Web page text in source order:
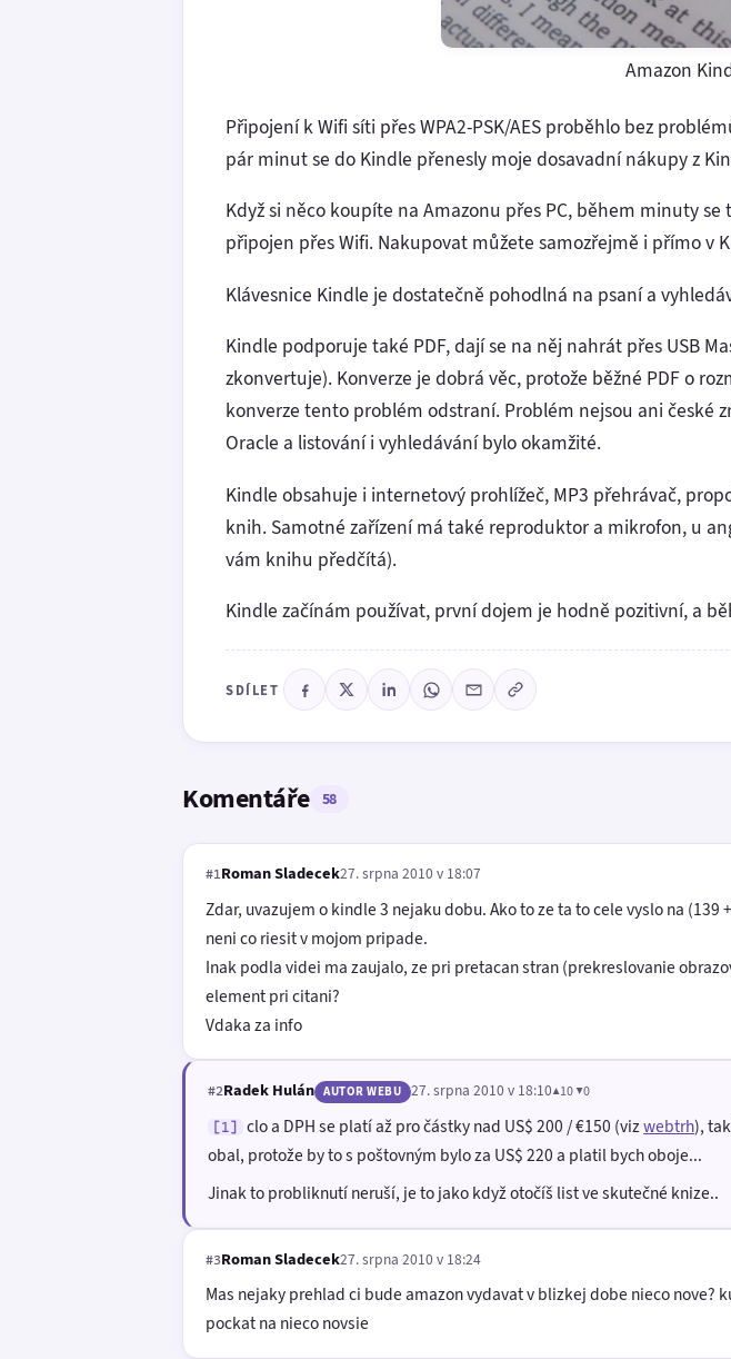
Amazon
Připojení k Wifi síti přes WPA2-PSK/AES proběhlo bez
pár minut se do Kindle přenesly moje dosavadní nákupy z
Když si něco koupíte na Amazonu přes PC, během minuty
připojen přes Wifi. Nakupovat můžete samozřejmě i přímo v
Klávesnice Kindle je dostatečně pohodlná na psaní a
Kindle podporuje také PDF, dají se na něj nahrát přes USB
zkonvertuje). Konverze je dobrá věc, protože běžné PDF o
konverze tento problém odstraní. Problém nejsou ani české
Oracle a listování i vyhledávání bylo okamžité.
Kindle obsahuje i internetový prohlížeč, MP3 přehrávač,
knih. Samotné zařízení má také reproduktor a mikrofon, u
vám knihu předčítá).
Kindle začínám používat, první dojem je hodně pozitivní, a
SDÍLET
Komentáře 58
#1Roman Sladecek27. srpna 2010 v 18:07
Zdar, uvazujem o kindle 3 nejaku dobu. Ako to ze ta to cele vyslo na
neni co riesit v mojom pripade.
Inak podla videi ma zaujalo, ze pri pretacan stran (prekreslovanie
element pri citani?
Vdaka za info
#2Radek Hulán AUTOR WEBU 27. srpna 2010 v 18:10▲10 ▼0
[1] clo a DPH se platí až pro částky nad US$ 200 / €150 (vizwebtrh),
obal, protože by to s poštovným bylo za US$ 220 a platil bych oboje...
Jinak to probliknutí neruší, je to jako když otočíš list ve skutečné knize..
#3Roman Sladecek27. srpna 2010 v 18:24
Mas nejaky prehlad ci bude amazon vydavat v blizkej dobe nieco
pockat na nieco novsie